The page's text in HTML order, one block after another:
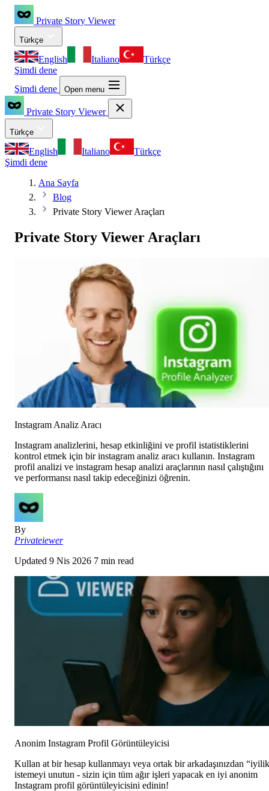
Private Story Viewer
Türkçe
English Italiano
Türkçe
Şimdi dene
Şimdi dene
Open menu
Private Story Viewer
Türkçe
English Italiano
Türkçe
Şimdi dene
Ana Sayfa
Blog
Private Story Viewer Araçları
Private Story Viewer Araçları
Instagram Analiz Aracı
Instagram analizlerini, hesap etkinliğini ve profil istatistiklerini
kontrol etmek için bir instagram analiz aracı kullanın. Instagram
profil analizi ve instagram hesap analizi araçlarının nasıl çalıştığını
ve performansı nasıl takip edeceğinizi öğrenin.
By
Privateiewer
Updated 9 Nis 2026 7 min read
Anonim Instagram Profil Görüntüleyicisi
Kullan at bir hesap kullanmayı veya ortak bir arkadaşınızdan
istemeyi unutun - sizin için tüm ağır işleri yapacak en iyi anonim
Instagram profil görüntüleyicisini edinin!